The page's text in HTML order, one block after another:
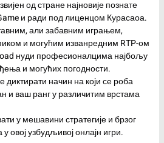
од стране најновије познате
и ради под лиценцом Курасаоа.
али забавним играњем,
и могућим изванредним RTP-ом
нуди професионалцима најбољу
и могућих погодности.
диктирати начин на који се роба
и ваш ранг у различитим врстама
у мешавини стратегије и брзог
овој узбудљивој онлајн игри.